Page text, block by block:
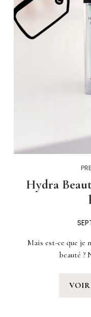
Hydra
Mais est-ce que je
beauté ?